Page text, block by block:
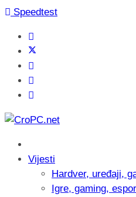
Speedtest
Vijesti
Hardver, uređaji,
Igre, gaming,